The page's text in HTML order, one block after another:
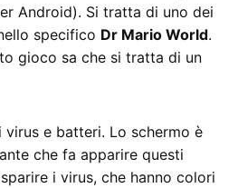
Android). Si tratta di uno dei
specifico Dr Mario World.
gioco sa che si tratta di un
virus e batteri. Lo schermo è
che fa apparire questi
i virus, che hanno colori